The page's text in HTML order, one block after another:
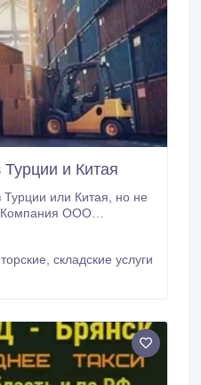
Турции и Китая
или Китая, но не
максимально простым и
складские услуги